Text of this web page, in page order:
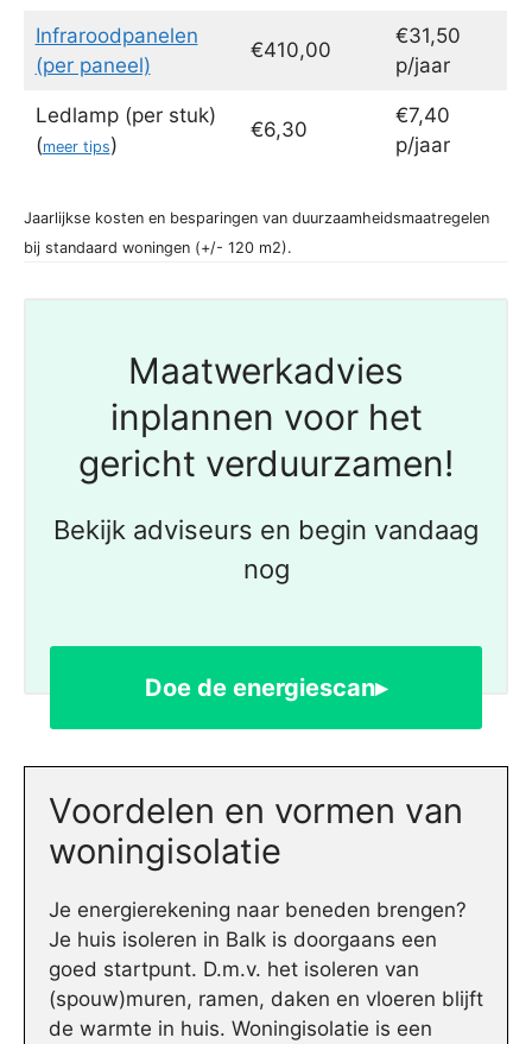
Infraroodpanelen
(per paneel)
€410,00
€31,50
p/jaar
Ledlamp (per stuk)
(meer tips)
€6,30
€7,40
p/jaar
Jaarlijkse kosten en besparingen van duurzaamheidsmaatregelen
bij standaard woningen (+/- 120 m2).
Maatwerkadvies
inplannen voor het
gericht verduurzamen!
Bekijk adviseurs en begin vandaag
nog
Doe de energiescan▸
Voordelen en vormen van
woningisolatie
Je energierekening naar beneden brengen?
Je huis isoleren in Balk is doorgaans een
goed startpunt. D.m.v. het isoleren van
(spouw)muren, ramen, daken en vloeren blijft
de warmte in huis. Woningisolatie is een